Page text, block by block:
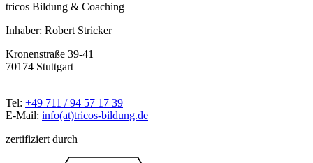
tricos Bildung & Coaching
Inhaber: Robert Stricker
Kronenstraße 39-41
70174 Stuttgart
Tel: +49 711 / 94 57 17 39
E-Mail: info(at)tricos-bildung.de
zertifiziert durch